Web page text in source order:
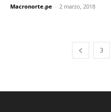
Macronorte.pe - 2 marzo, 2018
3